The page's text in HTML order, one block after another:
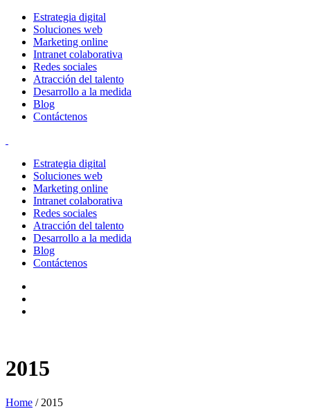
Estrategia digital
Soluciones web
Marketing online
Intranet colaborativa
Redes sociales
Atracción del talento
Desarrollo a la medida
Blog
Contáctenos
Estrategia digital
Soluciones web
Marketing online
Intranet colaborativa
Redes sociales
Atracción del talento
Desarrollo a la medida
Blog
Contáctenos
2015
Home / 2015